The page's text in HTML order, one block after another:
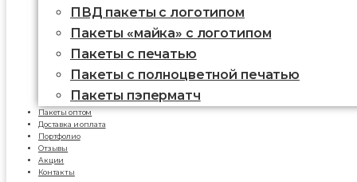
ПВД пакеты с логотипом
Пакеты «майка» с логотипом
Пакеты c печатью
Пакеты с полноцветной печатью
Пакеты пэперматч
Пакеты оптом
Доставка и оплата
Портфолио
Отзывы
Акции
Контакты